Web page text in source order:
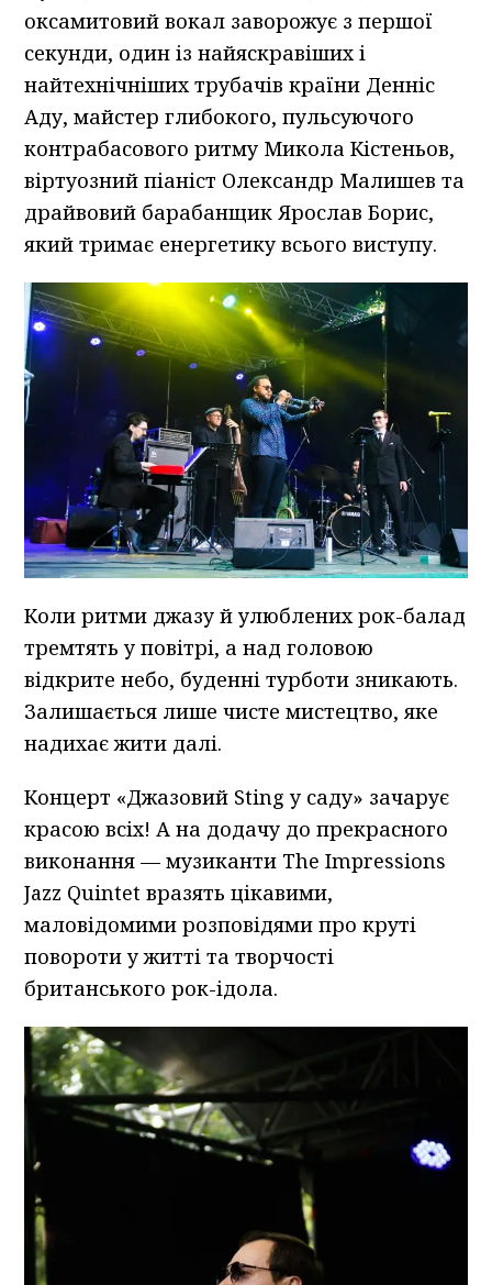
оксамитовий вокал заворожує з першої
секунди, один із найяскравіших і
найтехнічніших трубачів країни Денніс
Аду, майстер глибокого, пульсуючого
контрабасового ритму Микола Кістеньов,
віртуозний піаніст Олександр Малишев та
драйвовий барабанщик Ярослав Борис,
який тримає енергетику всього виступу.
Коли ритми джазу й улюблених рок-балад
тремтять у повітрі, а над головою
відкрите небо, буденні турботи зникають.
Залишається лише чисте мистецтво, яке
надихає жити далі.
Концерт «Джазовий Sting у саду» зачарує
красою всіх! А на додачу до прекрасного
виконання — музиканти The Impressions
Jazz Quintet вразять цікавими,
маловідомими розповідями про круті
повороти у житті та творчості
британського рок-ідола.